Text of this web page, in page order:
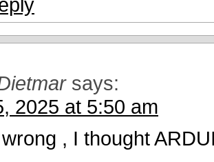
says:
2025 at 5:50 am
, I thought